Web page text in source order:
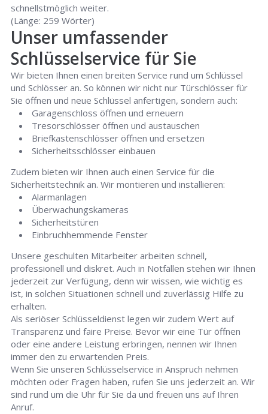
schnellstmöglich weiter.
(Länge: 259 Wörter)
Unser umfassender
Schlüsselservice für Sie
Wir bieten Ihnen einen breiten Service rund um Schlüssel
und Schlösser an. So können wir nicht nur Türschlösser für
Sie öffnen und neue Schlüssel anfertigen, sondern auch:
Garagenschloss öffnen und erneuern
Tresorschlösser öffnen und austauschen
Briefkastenschlösser öffnen und ersetzen
Sicherheitsschlösser einbauen
Zudem bieten wir Ihnen auch einen Service für die
Sicherheitstechnik an. Wir montieren und installieren:
Alarmanlagen
Überwachungskameras
Sicherheitstüren
Einbruchhemmende Fenster
Unsere geschulten Mitarbeiter arbeiten schnell,
professionell und diskret. Auch in Notfällen stehen wir Ihnen
jederzeit zur Verfügung, denn wir wissen, wie wichtig es
ist, in solchen Situationen schnell und zuverlässig Hilfe zu
erhalten.
Als seriöser Schlüsseldienst legen wir zudem Wert auf
Transparenz und faire Preise. Bevor wir eine Tür öffnen
oder eine andere Leistung erbringen, nennen wir Ihnen
immer den zu erwartenden Preis.
Wenn Sie unseren Schlüsselservice in Anspruch nehmen
möchten oder Fragen haben, rufen Sie uns jederzeit an. Wir
sind rund um die Uhr für Sie da und freuen uns auf Ihren
Anruf.